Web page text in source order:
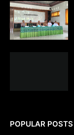
POPULAR POSTS